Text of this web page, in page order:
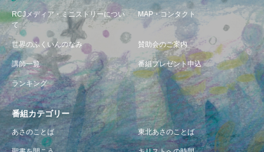
RCJメディア・ミニストリーについ
て
MAP・コンタクト
世界のふくいんのなみ 賛助会のご案内
講師一覧 番組プレゼント申込
ランキング
番組カテゴリー
あさのことば 東北あさのことば